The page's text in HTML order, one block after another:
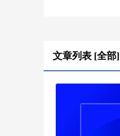
文章列表 [全部]